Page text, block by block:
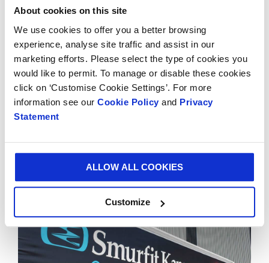
About cookies on this site
We use cookies to offer you a better browsing
experience, analyse site traffic and assist in our
marketing efforts. Please select the type of cookies you
would like to permit. To manage or disable these cookies
click on ‘Customise Cookie Settings’. For more
information see our Cookie Policy and Privacy
Statement
ALLOW ALL COOKIES
Customize
« Grâce à notre initiative Better Planet Packaging,
nous cherchons à étendre notre gamme de solutions
innovantes et durables qui ont un impact positif sur
l'environnement. »
La papeterie de Roermond est souvent présentée
comme un brillant exemple de durabilité. Un système
intégré réutilisant la vapeur, qui optimise l’utilisation